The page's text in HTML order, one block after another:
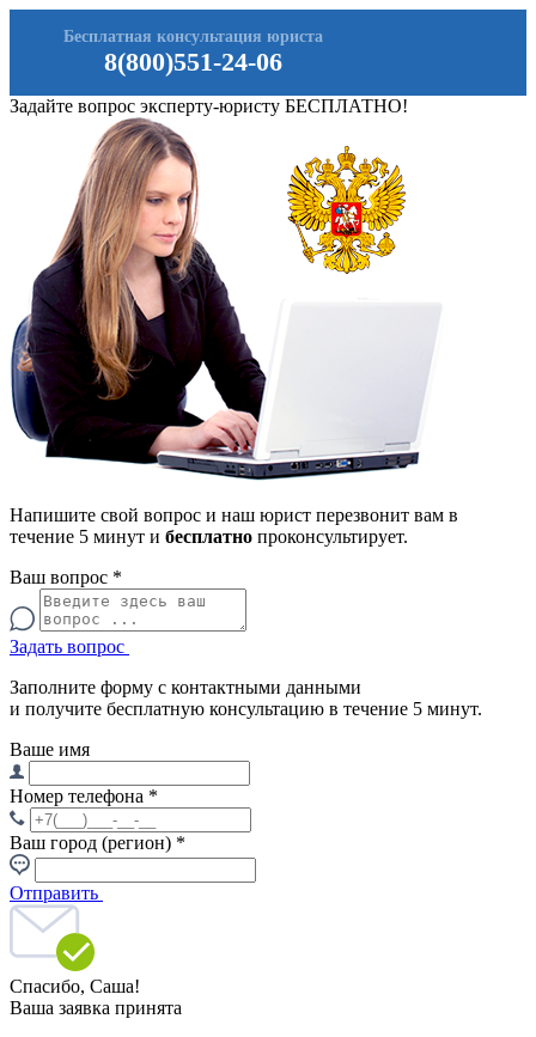
8(800)551-24-06
Бесплатная консультация юриста
Задайте вопрос эксперту-юристу БЕСПЛАТНО!
Напишите свой вопрос и наш юрист перезвонит вам в
течение 5 минут и бесплатно проконсультирует.
Ваш вопрос *
Задать вопрос
Заполните форму с контактными данными
и получите бесплатную консультацию в течение 5 минут.
Ваше имя
Номер телефона *
Ваш город (регион) *
Отправить
Спасибо, Саша!
Ваша заявка принята